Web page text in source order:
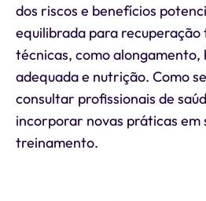
dos riscos e benefícios
equilibrada para recuperação
técnicas, como
adequada e nutrição. Como
consultar profissionais de
incorporar novas práticas em
treinamento.